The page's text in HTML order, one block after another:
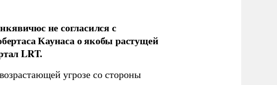
не согласился с
Каунаса о якобы растущей
LRT.
угрозе со стороны